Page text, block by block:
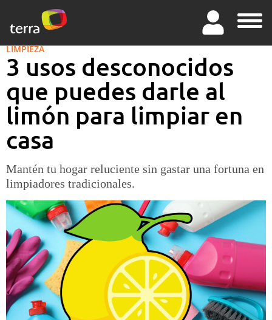
LIMPIEZA
3 usos desconocidos
que puedes darle al
limón para limpiar en
casa
Mantén tu hogar reluciente sin gastar una fortuna en
limpiadores tradicionales.